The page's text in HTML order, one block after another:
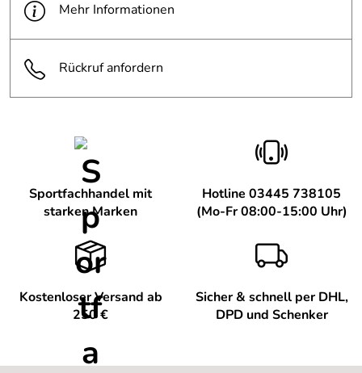
Mehr Informationen
Rückruf anfordern
Sportfachhandel mit
starken Marken
Hotline 03445 738105
(Mo-Fr 08:00-15:00 Uhr)
Kostenloser Versand ab
250 €
Sicher & schnell per DHL,
DPD und Schenker